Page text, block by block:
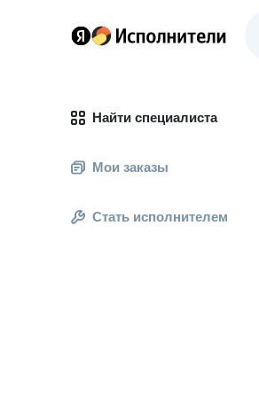
Найти специалиста
Мои заказы
Стать исполнителем